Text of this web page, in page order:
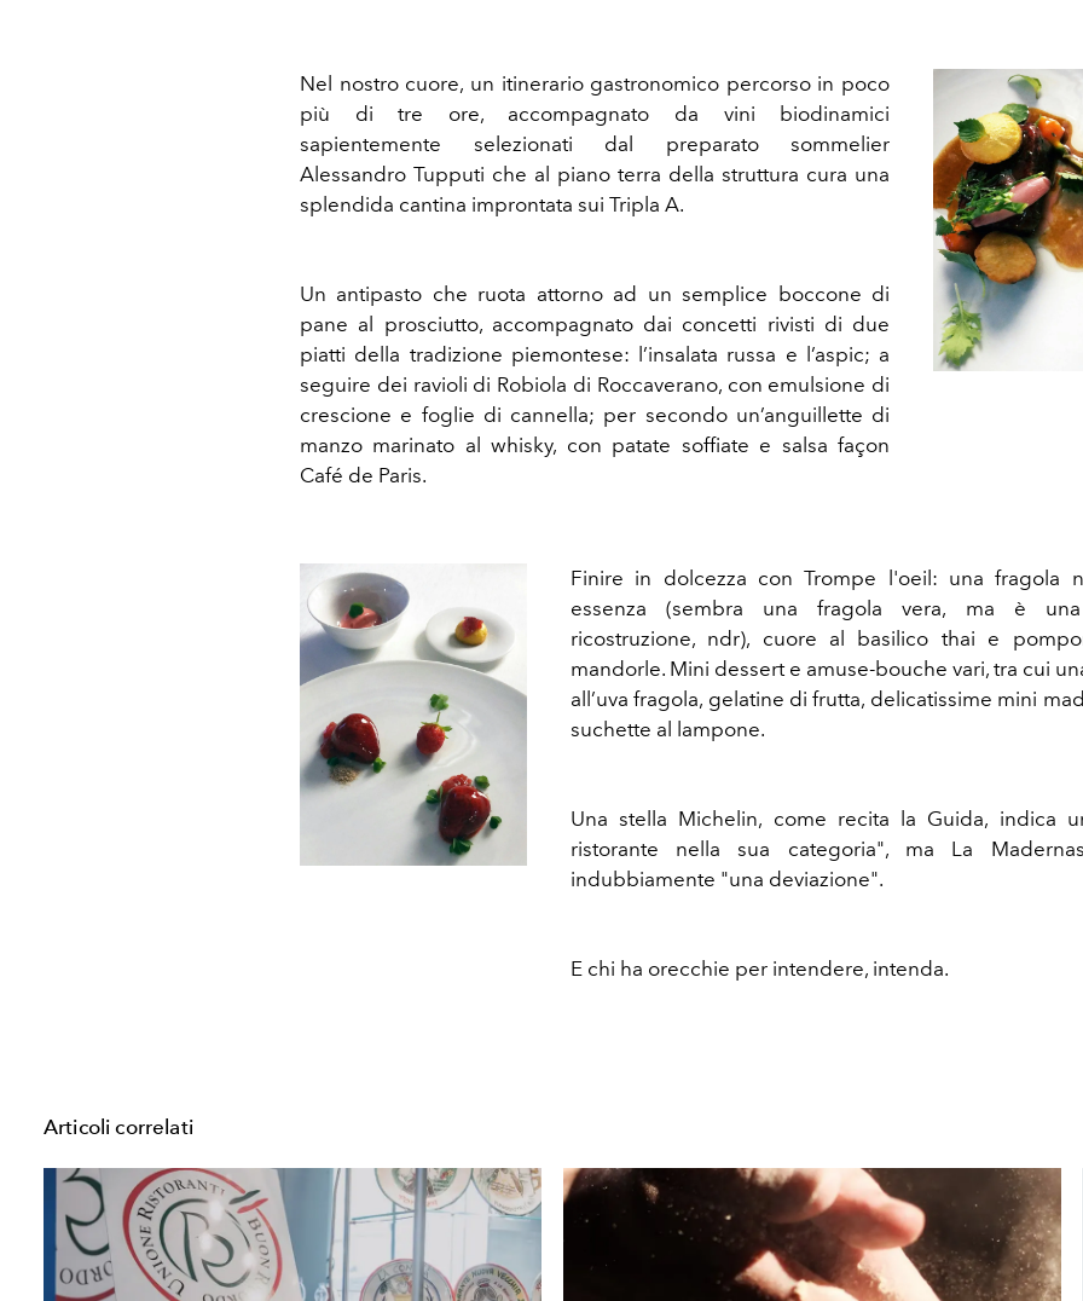
Nel nostro cuore, un itinerario gastronomico percorso in poco
più di tre ore, accompagnato da vini biodinamici
sapientemente selezionati dal preparato sommelier
Alessandro Tupputi che al piano terra della struttura cura una
splendida cantina improntata sui Tripla A.
Un antipasto che ruota attorno ad un semplice boccone di
pane al prosciutto, accompagnato dai concetti rivisti di due
piatti della tradizione piemontese: l’insalata russa e l’aspic; a
seguire dei ravioli di Robiola di Roccaverano, con emulsione di
crescione e foglie di cannella; per secondo un’anguillette di
manzo marinato al whisky, con patate soffiate e salsa façon
Café de Paris.
Finire in dolcezza con Trompe l'oeil: una fragola
essenza (sembra una fragola vera, ma è
ricostruzione, ndr), cuore al basilico thai e
mandorle. Mini dessert e amuse-bouche vari, tra cui
all’uva fragola, gelatine di frutta, delicatissime mini
suchette al lampone.
Una stella Michelin, come recita la Guida, indica
ristorante nella sua categoria", ma La
indubbiamente "una deviazione".
E chi ha orecchie per intendere, intenda.
Articoli correlati